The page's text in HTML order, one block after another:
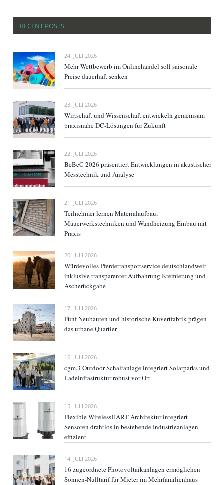
RECENT POSTS
24. JULI 2026
Mehr Wettbewerb im Onlinehandel soll saisonale
Preise dauerhaft senken
23. JULI 2026
Wirtschaft und Wissenschaft entwickeln gemeinsam
praxisnahe DC-Lösungen für Zukunft
22. JULI 2026
BeBeC 2026 präsentiert Entwicklungen in akustischer
Messtechnik und Analyse
21. JULI 2026
Teilnehmer lernen Materialaufbau,
Mauerwerkstechniken und Wandheizung Einbau mit
Praxis
20. JULI 2026
Würdevolles Pferdetransportservice deutschlandweit
inklusive transparenter Aufbahrung Kremierung und
Ascherückgabe
17. JULI 2026
Fünf Neubauten und historische Kuvertfabrik prägen
das urbane Quartier
16. JULI 2026
cgm.3 Outdoor-Schaltanlage integriert Solarparks und
Ladeinfrastruktur robust vor Ort
15. JULI 2026
Flexible WirelessHART-Architektur integriert
Sensoren drahtlos in bestehende Industrieanlagen
effizient
14. JULI 2026
16 zugeordnete Photovoltaikanlagen ermöglichen
Sonnen-Nulltarif für Mieter im Mehrfamilienhaus